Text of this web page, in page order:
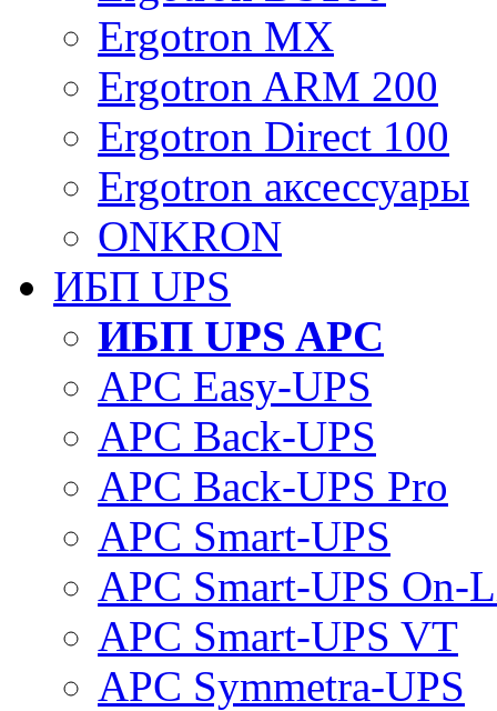
Ergotron MX
Ergotron ARM 200
Ergotron Direct 100
Ergotron аксессуары
ONKRON
ИБП UPS
ИБП UPS APC
APC Easy-UPS
APC Back-UPS
APC Back-UPS Pro
APC Smart-UPS
APC Smart-UPS On-
APC Smart-UPS VT
APC Symmetra-UPS